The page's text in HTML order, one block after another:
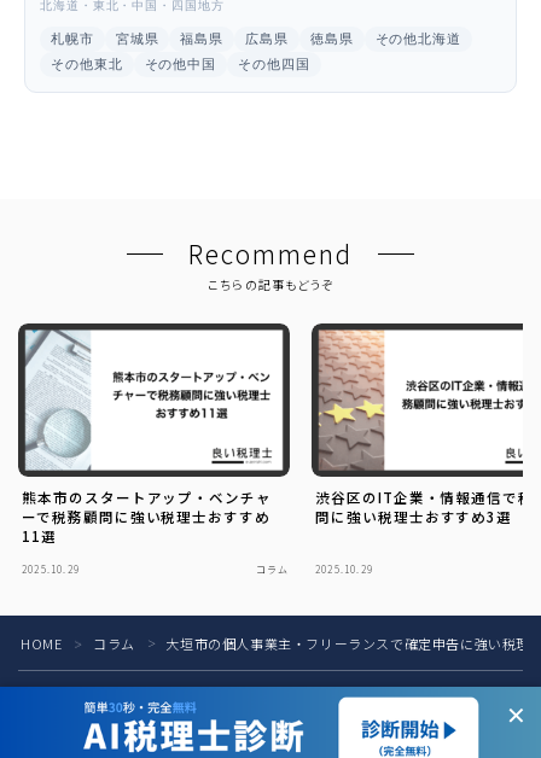
北海道・東北・中国・四国地方
札幌市 宮城県 福島県 広島県 徳島県
その他北海道
その他東北
その他中国 その他四国
Recommend
こちらの記事もどうぞ
熊本市のスタートアップ・ベンチャ
ーで税務顧問に強い税理士おすすめ
11選
2025.10.29 コラム
渋谷区のIT企業・情報通信で税
問に強い税理士おすすめ3選
2025.10.29
HOME ＞ コラム ＞ 大垣市の個人事業主・フリーランスで確定申告に強い税理
税理士の方へ お問い合わせ お知らせ
運営会社
プライバシーポリシー
✕